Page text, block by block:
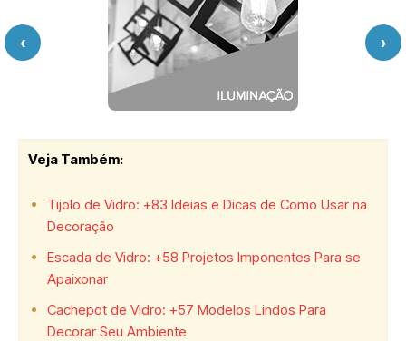
‹ ›
Veja Também:
Tijolo de Vidro: +83 Ideias e Dicas de Como Usar na
Decoração
Escada de Vidro: +58 Projetos Imponentes Para se
Apaixonar
Cachepot de Vidro: +57 Modelos Lindos Para
Decorar Seu Ambiente